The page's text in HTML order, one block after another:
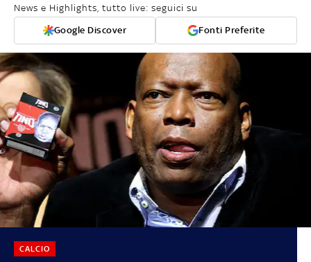
News e Highlights, tutto live: seguici su
Google Discover Fonti Preferite
CALCIO